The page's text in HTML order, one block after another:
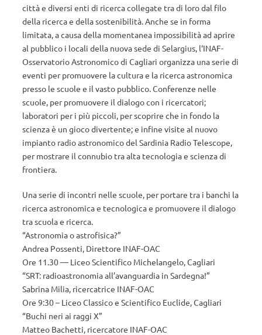
città e diversi enti di ricerca collegate tra di loro dal filo
della ricerca e della sostenibilità. Anche se in forma
limitata, a causa della momentanea impossibilità ad aprire
al pubblico i locali della nuova sede di Selargius, l‘INAF-
Osservatorio Astronomico di Cagliari organizza una serie di
eventi per promuovere la cultura e la ricerca astronomica
presso le scuole e il vasto pubblico. Conferenze nelle
scuole, per promuovere il dialogo con i ricercatori;
laboratori per i più piccoli, per scoprire che in fondo la
scienza è un gioco divertente; e infine visite al nuovo
impianto radio astronomico del Sardinia Radio Telescope,
per mostrare il connubio tra alta tecnologia e scienza di
frontiera.
Una serie di incontri nelle scuole, per portare tra i banchi la
ricerca astronomica e tecnologica e promuovere il dialogo
tra scuola e ricerca.
“Astronomia o astrofisica?”
Andrea Possenti, Direttore INAF-OAC
Ore 11.30 — Liceo Scientifico Michelangelo, Cagliari
“SRT: radioastronomia all’avanguardia in Sardegna!”
Sabrina Milia, ricercatrice INAF-OAC
Ore 9:30 – Liceo Classico e Scientifico Euclide, Cagliari
“Buchi neri ai raggi X”
Matteo Bachetti, ricercatore INAF-OAC